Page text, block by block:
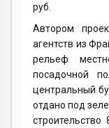
руб.
Автором
агентств из
рельеф
посадочной
центральный
отдано под